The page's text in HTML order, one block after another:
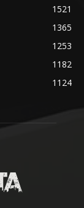
1521
1365
1253
1182
1124